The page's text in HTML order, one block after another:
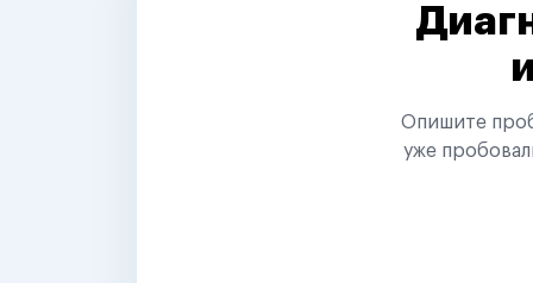
Опишите
уже